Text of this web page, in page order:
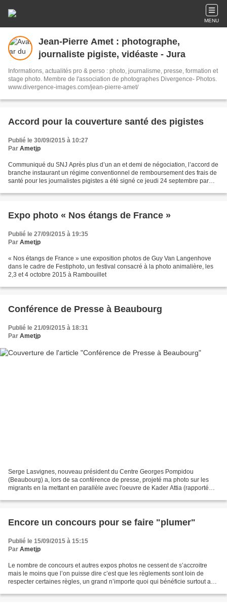
MENU
Jean-Pierre Amet : photographe,
journaliste pigiste, vidéaste - Jura
Informations, actualités pro & perso : photo, journalisme, presse, formation et
stage photo. Membre de l'association de photographes Divergence- Photos.
www.divergence-images.com/jean-pierre-amet/
Accord pour la couverture santé des pigistes
Publié le 30/09/2015 à 10:27
Par Ametjp
Communiqué du SNJ Après plus d’un an et demi de négociation, l’accord de
branche instaurant un régime conventionnel de remboursement des frais de
santé pour les journalistes pigistes a été signé ce jeudi 24 septembre par
Expo photo « Nos étangs de France »
Publié le 27/09/2015 à 19:35
Par Ametjp
« Nos étangs de France » une exposition photos de Guy Van Langenhove
dans le cadre de Festiphoto, un festival consacré à la photo animalière, les
2,3 et 4 octobre 2015 à Rambouillet
Conférence de Presse à Beaubourg
Publié le 21/09/2015 à 18:31
Par Ametjp
Serge Lasvignes, nouveau président du Centre Georges Pompidou
(Beaubourg) a, lors de sa conférence de presse, projeté ma photo sur les
migrants en la mettant en parallèle avec l'oeuvre de Kader Attia (rapporté
Encore un concours pour se faire "plumer"
Publié le 15/09/2015 à 15:15
Par Ametjp
Le nombre de concours et autres expos photos ne cessent de s’accroitre
mais le moins que l’on puisse dire c’est que les règlements sont loin de
respecter certaines règles, un grand n’importe quoi qui bénéficie surtout aux